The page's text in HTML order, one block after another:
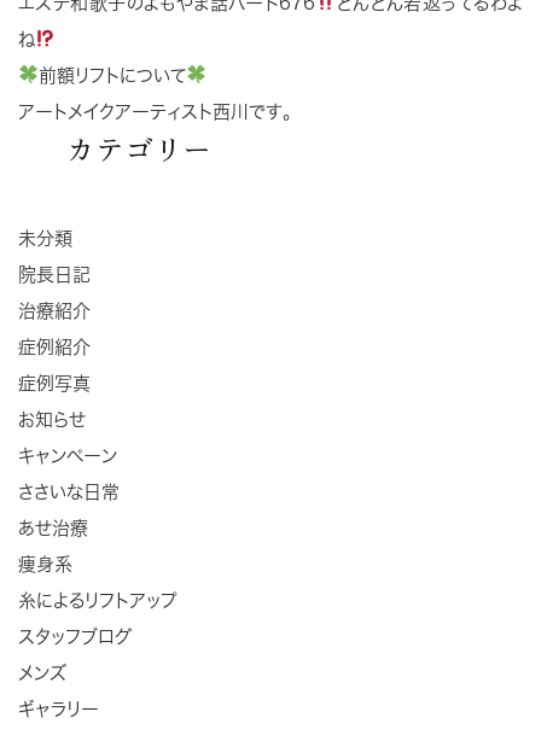
ね
前額リフトについて
アートメイクアーティスト西川です。
カテゴリー
未分類
院長日記
治療紹介
症例紹介
症例写真
お知らせ
キャンペーン
ささいな日常
あせ治療
痩身系
糸によるリフトアップ
スタッフブログ
メンズ
ギャラリー